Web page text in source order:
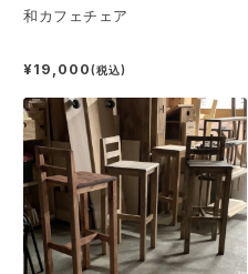
和カフェチェア
¥19,000(税込)